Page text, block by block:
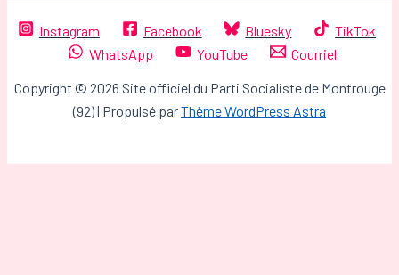
Instagram Facebook Bluesky
TikTok
WhatsApp
YouTube Courriel
Copyright © 2026 Site officiel du Parti Socialiste de Montrouge
(92) | Propulsé parThème WordPress Astra